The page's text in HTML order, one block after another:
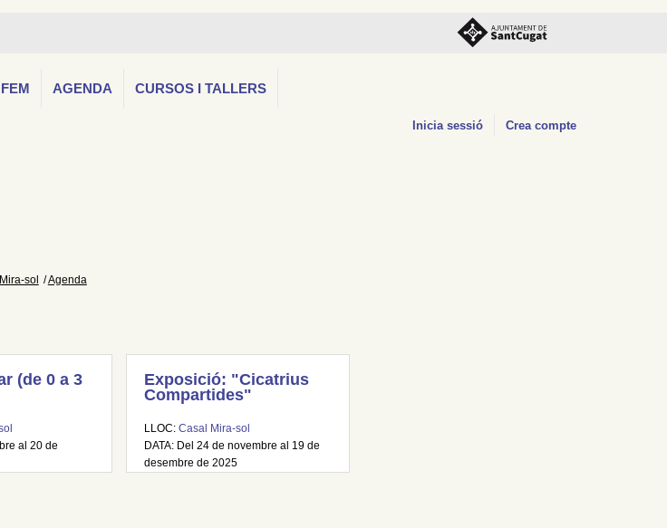
AGENDA CURSOS I TALLERS
Inicia sessió Crea compte
sol Agenda
(de 0 a 3
al 20 de
Exposició: "Cicatrius
Compartides"
LLOC:Casal Mira-sol
DATA: Del 24 de novembre al 19 de
desembre de 2025